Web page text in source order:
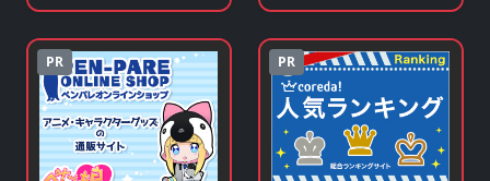
サイト
クターグッズの通販
サイト
PR PR